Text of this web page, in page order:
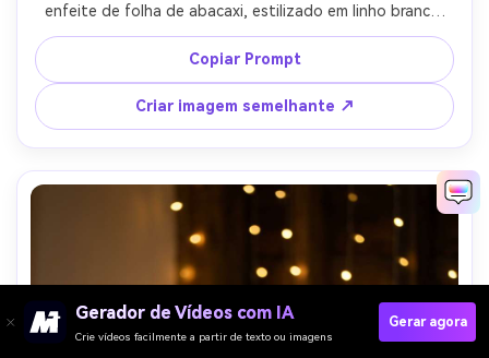
enfeite de folha de abacaxi, estilizado em linho branco
com um pano de fundo de praia mínimo, luz diurna
brilhante e difusa, tirado em Sony A7IV, 55mm, f/2.8,
brancos nítidos, foto de comida moderna fotorealista-AR
4:5
Copiar Prompt
Criar imagem semelhante ↗
Gerador de Vídeos com IA
Crie vídeos facilmente a partir de texto ou imagens
Gerar agora